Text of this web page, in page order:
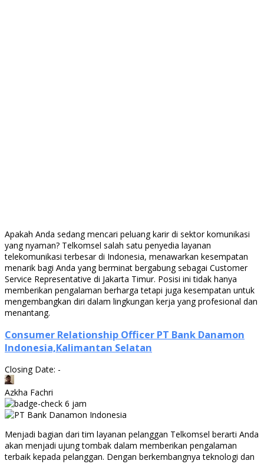
Apakah Anda sedang mencari peluang karir di sektor komunikasi
yang nyaman? Telkomsel salah satu penyedia layanan
telekomunikasi terbesar di Indonesia, menawarkan kesempatan
menarik bagi Anda yang berminat bergabung sebagai Customer
Service Representative di Jakarta Timur. Posisi ini tidak hanya
memberikan pengalaman berharga tetapi juga kesempatan untuk
mengembangkan diri dalam lingkungan kerja yang profesional dan
menantang.
Consumer Relationship Officer PT Bank Danamon
Indonesia,Kalimantan Selatan
Closing Date: -
Azkha Fachri
6 jam
Menjadi bagian dari tim layanan pelanggan Telkomsel berarti Anda
akan menjadi ujung tombak dalam memberikan pengalaman
terbaik kepada pelanggan. Dengan berkembangnya teknologi dan